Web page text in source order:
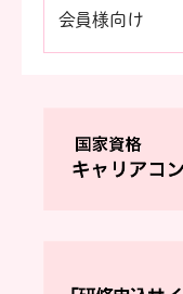
会員様向け